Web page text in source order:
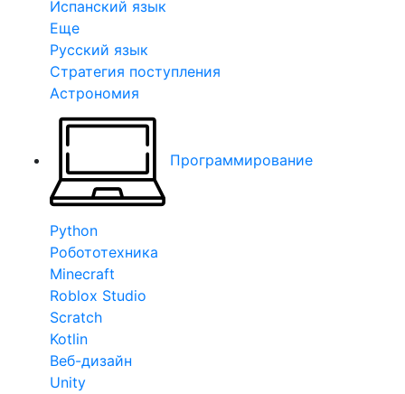
Испанский язык
Еще
Русский язык
Стратегия поступления
Астрономия
Программирование
Python
Робототехника
Minecraft
Roblox Studio
Scratch
Kotlin
Веб-дизайн
Unity